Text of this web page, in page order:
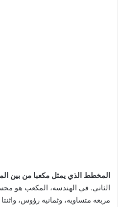
المخطط الذي يمثل مكعبا من بين
الثاني. في الهندسه، المكعب هو
مربعه متساويه، وثمانيه رؤوس،